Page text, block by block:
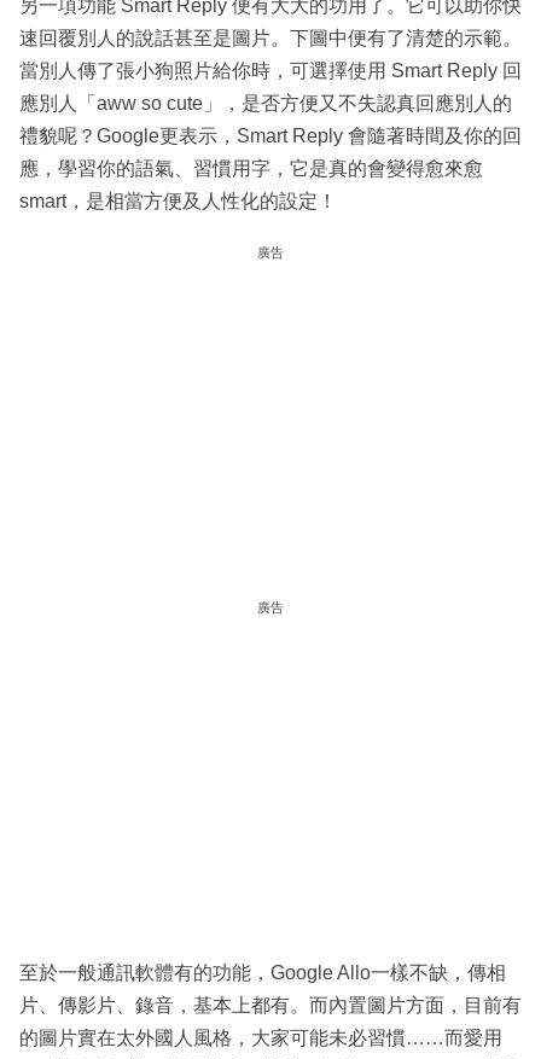
另一項功能 Smart Reply 便有大大的功用了。它可以助你快
速回覆別人的說話甚至是圖片。下圖中便有了清楚的示範。
當別人傳了張小狗照片給你時，可選擇使用 Smart Reply 回
應別人「aww so cute」，是否方便又不失認真回應別人的
禮貌呢？Google更表示，Smart Reply 會隨著時間及你的回
應，學習你的語氣、習慣用字，它是真的會變得愈來愈
smart，是相當方便及人性化的設定！
廣告
廣告
至於一般通訊軟體有的功能，Google Allo一樣不缺，傳相
片、傳影片、錄音，基本上都有。而內置圖片方面，目前有
的圖片實在太外國人風格，大家可能未必習慣……而愛用